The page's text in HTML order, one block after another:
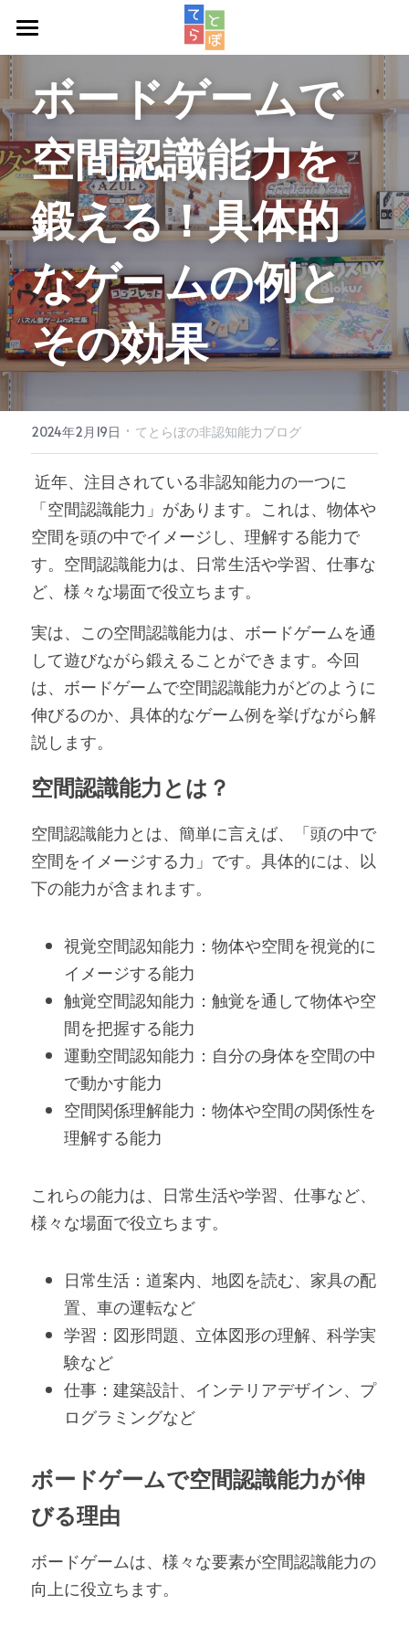
週次教室
スタッフ紹介
アクセス
ロボット教室
お問い合わせ
ボードゲームで
空間認識能力を
鍛える！具体的
なゲームの例と
その効果
2024年2月19日 · てとらぼの非認知能力ブログ
「空間認識能力」があります。これは、物体や
空間を頭の中でイメージし、理解する能力で
す。空間認識能力は、日常生活や学習、仕事な
ど、様々な場面で役立ちます。
実は、この空間認識能力は、ボードゲームを通
して遊びながら鍛えることができます。今回
は、ボードゲームで空間認識能力がどのように
伸びるのか、具体的なゲーム例を挙げながら解
説します。
空間認識能力とは？
空間認識能力とは、簡単に言えば、「頭の中で
空間をイメージする力」です。具体的には、以
下の能力が含まれます。
視覚空間認知能力：物体や空間を視覚的に
イメージする能力
触覚空間認知能力：触覚を通して物体や空
間を把握する能力
運動空間認知能力：自分の身体を空間の中
で動かす能力
空間関係理解能力：物体や空間の関係性を
理解する能力
これらの能力は、日常生活や学習、仕事など、
様々な場面で役立ちます。
日常生活：道案内、地図を読む、家具の配
置、車の運転など
学習：図形問題、立体図形の理解、科学実
験など
仕事：建築設計、インテリアデザイン、プ
ログラミングなど
ボードゲームで空間認識能力が伸
びる理由
ボードゲームは、様々な要素が空間認識能力の
向上に役立ちます。